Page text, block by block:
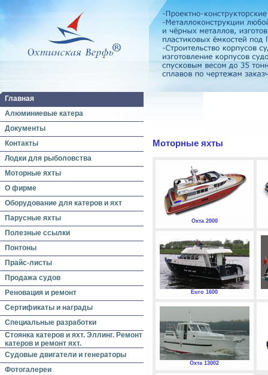
Главная
Алюминиевые катера
Документы
Контакты
Лодки для рыболовства
Моторные яхты
О фирме
Оборудование для катеров и яхт
Парусные яхты
Полезные ссылки
Понтоны
Прайс-листы
Продажа судов
Реновация и ремонт
Сертификаты и награды
Специальные разработки
Стоянка катеров и яхт. Эллинг. Ремонт
катеров и ремонт яхт.
Судовые двигатели и генераторы
Фотогалереи
Моторные яхты
Охта 2000
Euro 1600
Охта 13002